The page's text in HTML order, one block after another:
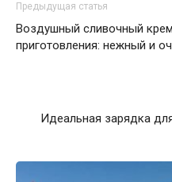
Предыдущая статья
Воздушный сливочный
приготовления: нежный и
Идеальная зарядка